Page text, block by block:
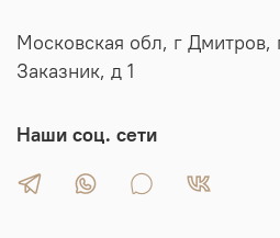
Московская обл, г Дмитров,
Заказник, д 1
Наши соц. сети